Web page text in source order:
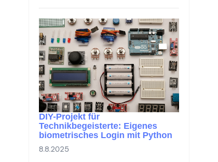
DIY-Projekt für
Technikbegeisterte: Eigenes
biometrisches Login mit Python
8.8.2025